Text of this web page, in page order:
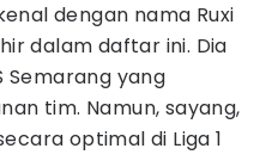
dengan nama Ruxi
dalam daftar ini. Dia
Semarang yang
tim. Namun, sayang,
optimal di Liga 1